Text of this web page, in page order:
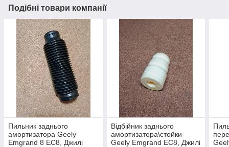
Подібні товари компанії
Пильник заднього
амортизатора Geely
Emgrand 8 EC8, Джилі
Відбійник заднього
амортизатора\стойки
Geely Emgrand EC8, Джилі